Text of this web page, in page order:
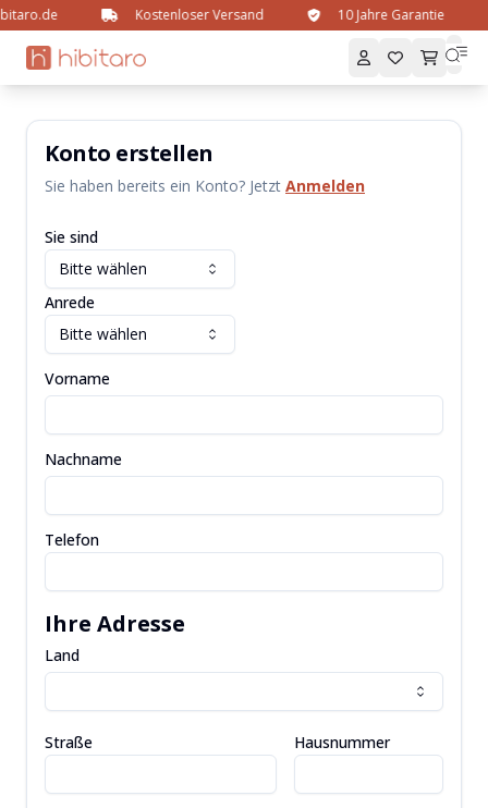
Kostenloser Versand 10 Jahre Garantie
Konto erstellen
Sie haben bereits ein Konto? Jetzt Anmelden
Sie sind
Bitte wählen
Anrede
Bitte wählen
Vorname
Nachname
Telefon
Ihre Adresse
Land
Straße Hausnummer